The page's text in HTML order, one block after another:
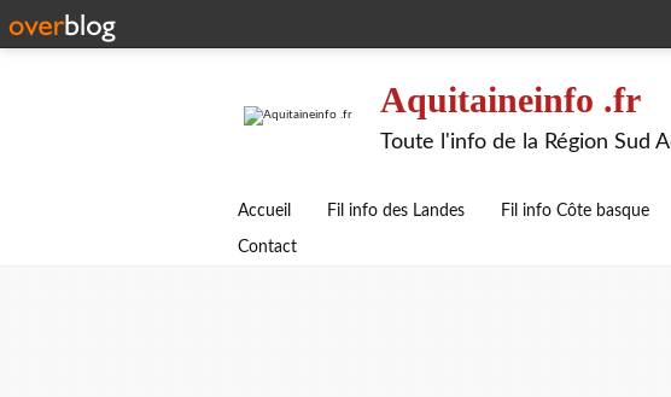
Aquitaineinfo .fr
Toute l'info de la Région Sud
Accueil Fil info des Landes Fil info Côte basque
Contact